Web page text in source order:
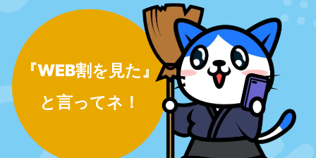
『WEB割を見た』
と言ってネ！